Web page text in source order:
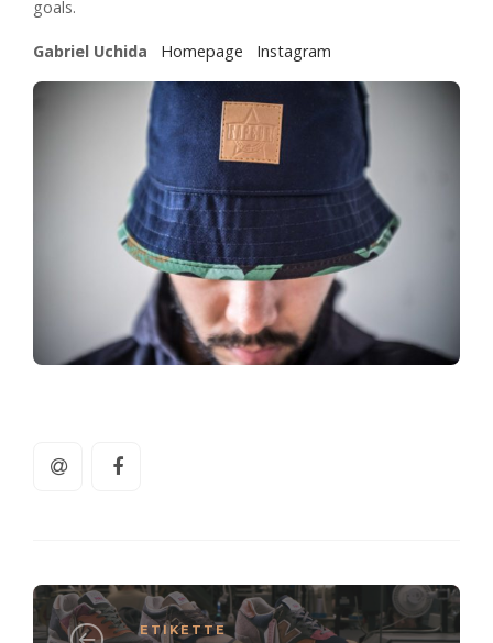
goals.
Gabriel Uchida Homepage Instagram
ETIKETTE